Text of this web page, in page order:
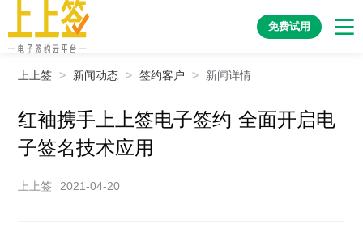
免费试用
上上签 > 新闻动态 > 签约客户 > 新闻详情
红袖携手上上签电子签约 全面开启电
子签名技术应用
上上签 2021-04-20